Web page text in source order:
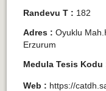
Randevu T : 182
Adres : Oyuklu
Erzurum
Medula Tesis Kodu
Web : https://